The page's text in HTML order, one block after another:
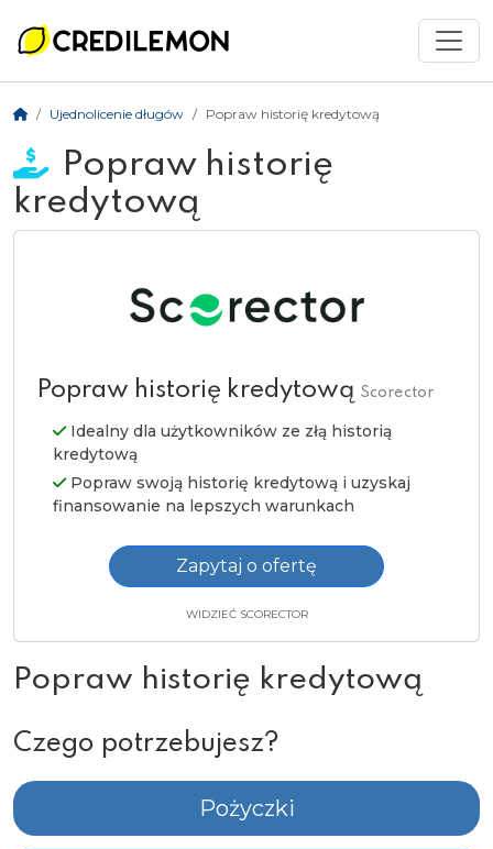
Ujednolicenie długów Popraw historię kredytową
Popraw historię
kredytową
Popraw historię kredytową Scorector
Idealny dla użytkowników ze złą historią
kredytową
Popraw swoją historię kredytową i uzyskaj
finansowanie na lepszych warunkach
Zapytaj o ofertę
WIDZIEĆ SCORECTOR
Popraw historię kredytową
Czego potrzebujesz?
Pożyczki